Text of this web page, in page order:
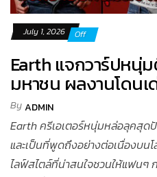
July 1, 2026 Off
Earth แจกวาร์ปหนุ่
มหาชน ผลงานโดนเ
ByADMIN
Earth ครีเอเตอร์หนุ่มหล่อลุคสุด
และเป็นที่พูดถึงอย่างต่อเนื่องบน
ไลฟ์สไตล์ที่น่าสนใจชวนให้แฟนๆ